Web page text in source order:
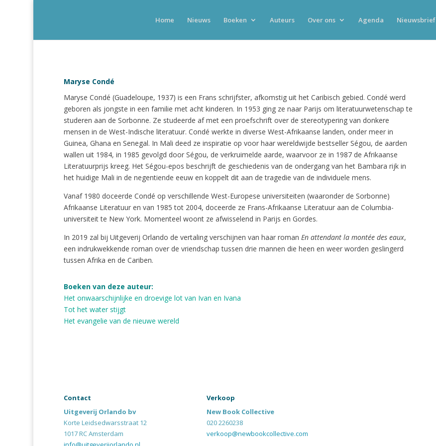
Home Nieuws Boeken Auteurs Over ons Agenda Nieuwsbrief
Maryse Condé
Maryse Condé (Guadeloupe, 1937) is een Frans schrijfster, afkomstig uit het Caribisch gebied. Condé werd
geboren als jongste in een familie met acht kinderen. In 1953 ging ze naar Parijs om literatuurwetenschap te
studeren aan de Sorbonne. Ze studeerde af met een proefschrift over de stereotypering van donkere
mensen in de West-Indische literatuur. Condé werkte in diverse West-Afrikaanse landen, onder meer in
Guinea, Ghana en Senegal. In Mali deed ze inspiratie op voor haar wereldwijde bestseller Ségou, de aarden
wallen uit 1984, in 1985 gevolgd door Ségou, de verkruimelde aarde, waarvoor ze in 1987 de Afrikaanse
Literatuurprijs kreeg. Het Ségou-epos beschrijft de geschiedenis van de ondergang van het Bambara rijk in
het huidige Mali in de negentiende eeuw en koppelt dit aan de tragedie van de individuele mens.
Vanaf 1980 doceerde Condé op verschillende West-Europese universiteiten (waaronder de Sorbonne)
Afrikaanse Literatuur en van 1985 tot 2004, doceerde ze Frans-Afrikaanse Literatuur aan de Columbia-
universiteit te New York. Momenteel woont ze afwisselend in Parijs en Gordes.
In 2019 zal bij Uitgeverij Orlando de vertaling verschijnen van haar roman En attendant la montée des eaux,
een indrukwekkende roman over de vriendschap tussen drie mannen die heen en weer worden geslingerd
tussen Afrika en de Cariben.
Boeken van deze auteur:
Het onwaarschijnlijke en droevige lot van Ivan en Ivana
Tot het water stijgt
Het evangelie van de nieuwe wereld
Contact
Uitgeverij Orlando bv
Korte Leidsedwarsstraat 12
1017 RC Amsterdam
Verkoop
New Book Collective
020 2260238
verkoop@newbookcollective.com